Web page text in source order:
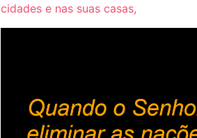
cidades e nas suas casas,